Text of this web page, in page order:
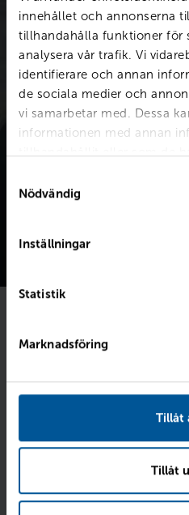
innehållet och annonserna
tillhandahålla funktioner för
analysera vår trafik. Vi
identifierare och annan
de sociala medier och
vi samarbetar med. Dessa
informationen med annan
tillhandahållit eller som de
Nödvändig
Inställningar
Statistik
Marknadsföring
Tillåt
Tillåt
Värdera bilen kostnadsfritt
Snabb värdering för en första
värd.
Värdera din bil
Föll bilen dig
senast
XC40